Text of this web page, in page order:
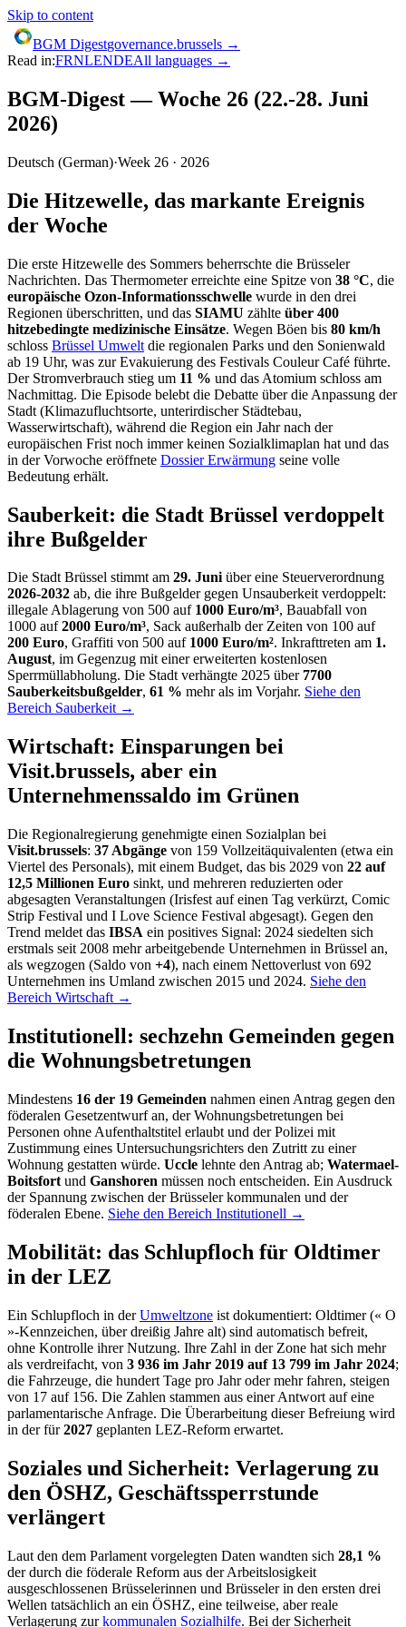
Skip to content
BGM Digestgovernance.brussels →
Read in:FRNLENDEAll languages →
BGM-Digest — Woche 26 (22.-28. Juni
2026)
Deutsch (German)·Week 26 · 2026
Die Hitzewelle, das markante Ereignis
der Woche
Die erste Hitzewelle des Sommers beherrschte die Brüsseler
Nachrichten. Das Thermometer erreichte eine Spitze von 38 °C, die
europäische Ozon-Informationsschwelle wurde in den drei
Regionen überschritten, und das SIAMU zählte über 400
hitzebedingte medizinische Einsätze. Wegen Böen bis 80 km/h
schloss Brüssel Umwelt die regionalen Parks und den Sonienwald
ab 19 Uhr, was zur Evakuierung des Festivals Couleur Café führte.
Der Stromverbrauch stieg um 11 % und das Atomium schloss am
Nachmittag. Die Episode belebt die Debatte über die Anpassung der
Stadt (Klimazufluchtsorte, unterirdischer Städtebau,
Wasserwirtschaft), während die Region ein Jahr nach der
europäischen Frist noch immer keinen Sozialklimaplan hat und das
in der Vorwoche eröffnete Dossier Erwärmung seine volle
Bedeutung erhält.
Sauberkeit: die Stadt Brüssel verdoppelt
ihre Bußgelder
Die Stadt Brüssel stimmt am 29. Juniüber eine Steuerverordnung
2026-2032 ab, die ihre Bußgelder gegen Unsauberkeit verdoppelt:
illegale Ablagerung von 500 auf 1000 Euro/m³, Bauabfall von
1000 auf2000 Euro/m³, Sack außerhalb der Zeiten von 100 auf
200 Euro, Graffiti von 500 auf 1000 Euro/m². Inkrafttreten am 1.
August, im Gegenzug mit einer erweiterten kostenlosen
Sperrmüllabholung. Die Stadt verhängte 2025 über 7700
Sauberkeitsbußgelder, 61 % mehr als im Vorjahr. Siehe den
Bereich Sauberkeit →
Wirtschaft: Einsparungen bei
Visit.brussels, aber ein
Unternehmenssaldo im Grünen
Die Regionalregierung genehmigte einen Sozialplan bei
Visit.brussels: 37 Abgänge von 159 Vollzeitäquivalenten (etwa ein
Viertel des Personals), mit einem Budget, das bis 2029 von 22 auf
12,5 Millionen Euro sinkt, und mehreren reduzierten oder
abgesagten Veranstaltungen (Irisfest auf einen Tag verkürzt, Comic
Strip Festival und I Love Science Festival abgesagt). Gegen den
Trend meldet das IBSA ein positives Signal: 2024 siedelten sich
erstmals seit 2008 mehr arbeitgebende Unternehmen in Brüssel an,
als wegzogen (Saldo von +4), nach einem Nettoverlust von 692
Unternehmen ins Umland zwischen 2015 und 2024. Siehe den
Bereich Wirtschaft →
Institutionell: sechzehn Gemeinden gegen
die Wohnungsbetretungen
Mindestens 16 der 19 Gemeinden nahmen einen Antrag gegen den
föderalen Gesetzentwurf an, der Wohnungsbetretungen bei
Personen ohne Aufenthaltstitel erlaubt und der Polizei mit
Zustimmung eines Untersuchungsrichters den Zutritt zu einer
Wohnung gestatten würde. Uccle lehnte den Antrag ab; Watermael-
Boitsfort und Ganshoren müssen noch entscheiden. Ein Ausdruck
der Spannung zwischen der Brüsseler kommunalen und der
föderalen Ebene. Siehe den Bereich Institutionell →
Mobilität: das Schlupfloch für Oldtimer
in der LEZ
Ein Schlupfloch in derUmweltzone ist dokumentiert: Oldtimer (« O
»-Kennzeichen, über dreißig Jahre alt) sind automatisch befreit,
ohne Kontrolle ihrer Nutzung. Ihre Zahl in der Zone hat sich mehr
als verdreifacht, von 3 936 im Jahr 2019 auf 13 799 im Jahr 2024;
die Fahrzeuge, die hundert Tage pro Jahr oder mehr fahren, steigen
von 17 auf 156. Die Zahlen stammen aus einer Antwort auf eine
parlamentarische Anfrage. Die Überarbeitung dieser Befreiung wird
in der für2027 geplanten LEZ-Reform erwartet.
Soziales und Sicherheit: Verlagerung zu
den ÖSHZ, Geschäftssperrstunde
verlängert
Laut den dem Parlament vorgelegten Daten wandten sich 28,1 %
der durch die föderale Reform aus der Arbeitslosigkeit
ausgeschlossenen Brüsselerinnen und Brüsseler in den ersten drei
Wellen tatsächlich an ein ÖSHZ, eine teilweise, aber reale
Verlagerung zurkommunalen Sozialhilfe. Bei der Sicherheit